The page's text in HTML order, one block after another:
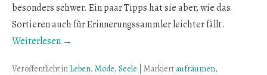
besonders schwer. Ein paar Tipps hat sie aber, wie das
Sortieren auch für Erinnerungssammler leichter fällt.
Weiterlesen →
Veröffentlicht in Leben, Mode, Seele Markiert aufräumen,